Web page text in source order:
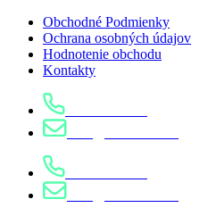
Obchodné Podmienky
Ochrana osobných údajov
Hodnotenie obchodu
Kontakty